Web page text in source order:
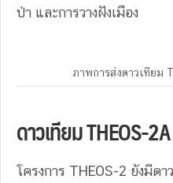
ป่า และการวางฝังเมือง
ภาพการส่งดาวเทียม
ดาวเทียม THEOS-2A
โครงการ THEOS-2 ยังมีด